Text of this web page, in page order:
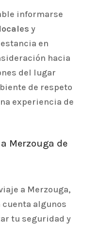
informarse
y
en
hacia
del lugar
de respeto
experiencia de
Merzouga de
a Merzouga,
algunos
tu seguridad y